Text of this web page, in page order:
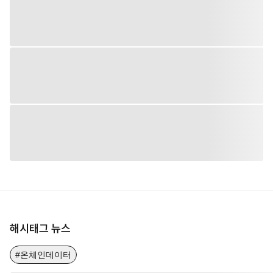
해시태그 뉴스
#온체인데이터